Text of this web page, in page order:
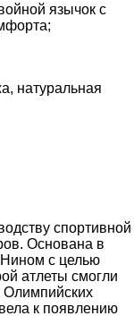
язычок с
натуральная
спортивной
Основана в
Нином с целью
атлеты смогли
Олимпийских
к появлению